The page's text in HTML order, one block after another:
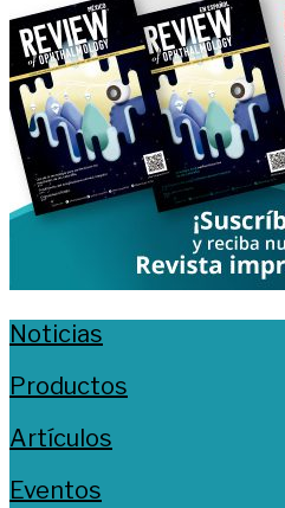
Noticias
Productos
Artículos
Eventos